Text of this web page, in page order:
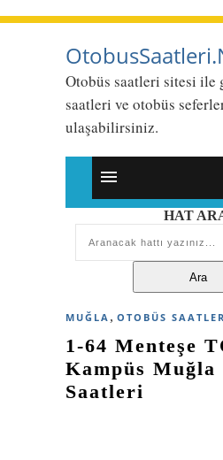
Otobüs saatleri sitesi ile
saatleri ve otobüs
ulaşabilirsiniz.
HAT
MUĞLA , OTOBÜS
1-64 Menteşe
Kampüs Muğla
Saatleri